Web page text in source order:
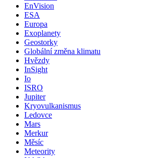
EnVision
ESA
Europa
Exoplanety
Geostorky
Globální změna klimatu
Hvězdy
InSight
Io
ISRO
Jupiter
Kryovulkanismus
Ledovce
Mars
Merkur
Měsíc
Meteority